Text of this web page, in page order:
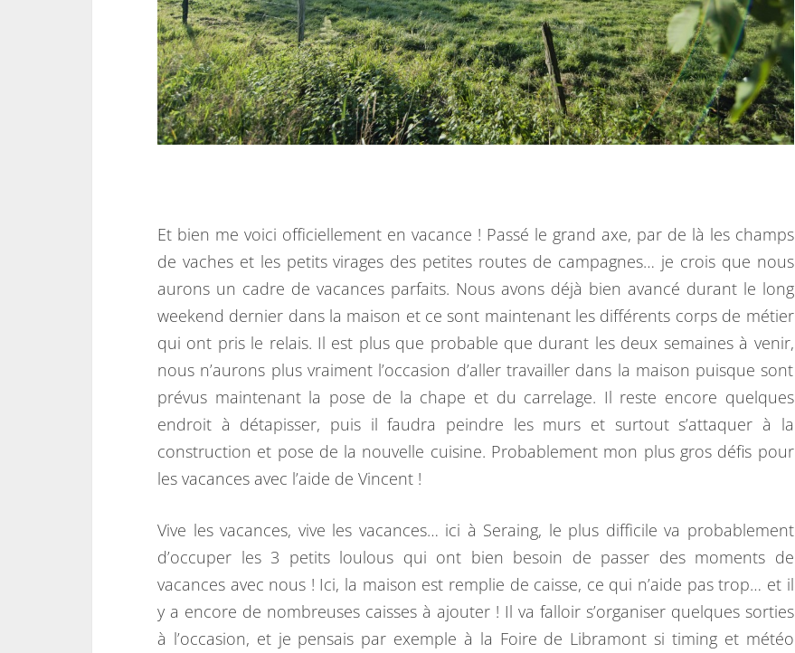
!
Et bien me voici officiellement en vacance ! Passé le grand axe, par de là les champs
de vaches et les petits virages des petites routes de campagnes… je crois que nous
aurons un cadre de vacances parfaits. Nous avons déjà bien avancé durant le long
weekend dernier dans la maison et ce sont maintenant les différents corps de métier
qui ont pris le relais. Il est plus que probable que durant les deux semaines à venir,
nous n’aurons plus vraiment l’occasion d’aller travailler dans la maison puisque sont
prévus maintenant la pose de la chape et du carrelage. Il reste encore quelques
endroit à détapisser, puis il faudra peindre les murs et surtout s’attaquer à la
construction et pose de la nouvelle cuisine. Probablement mon plus gros défis pour
les vacances avec l’aide de Vincent !
Vive les vacances, vive les vacances… ici à Seraing, le plus difficile va probablement
d’occuper les 3 petits loulous qui ont bien besoin de passer des moments de
vacances avec nous ! Ici, la maison est remplie de caisse, ce qui n’aide pas trop… et il
y a encore de nombreuses caisses à ajouter ! Il va falloir s’organiser quelques sorties
à l’occasion, et je pensais par exemple à la Foire de Libramont si timing et météo